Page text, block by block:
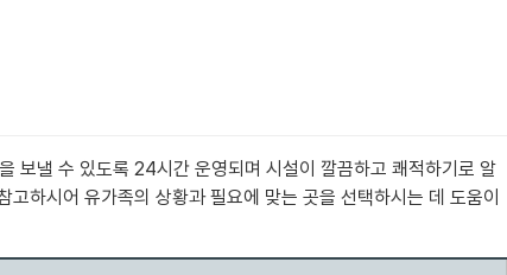
보낼 수 있도록 24시간 운영되며 시설이 깔끔하고 쾌적하기로 알
하시어 유가족의 상황과 필요에 맞는 곳을 선택하시는 데 도움이